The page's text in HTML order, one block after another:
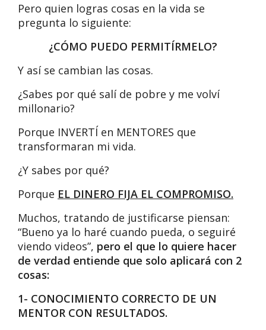
Pero quien logras cosas en la vida se
pregunta lo siguiente:
¿CÓMO PUEDO PERMITÍRMELO?
Y así se cambian las cosas.
¿Sabes por qué salí de pobre y me volví
millonario?
Porque INVERTÍ en MENTORES que
transformaran mi vida.
¿Y sabes por qué?
Porque EL DINERO FIJA EL COMPROMISO.
Muchos, tratando de justificarse piensan:
“Bueno ya lo haré cuando pueda, o seguiré
viendo videos”, pero el que lo quiere hacer
de verdad entiende que solo aplicará con 2
cosas:
1- CONOCIMIENTO CORRECTO DE UN
MENTOR CON RESULTADOS.